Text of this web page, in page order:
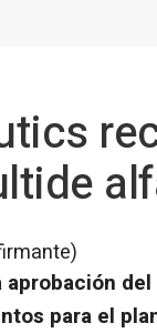
para el